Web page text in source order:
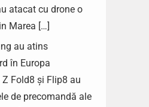
atacat cu drone o
Marea […]
au atins
în Europa
Fold8 și Flip8 au
de precomandă ale